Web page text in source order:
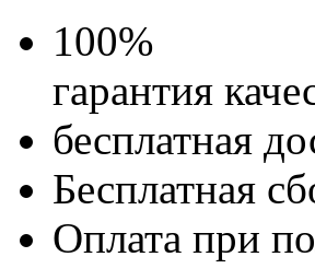
100%
гарантия
бесплатная
Бесплатная
Оплата при